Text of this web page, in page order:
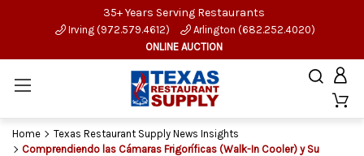
35+ Years Serving Restaurants
Irving (972.579.4612)
Arlington (682.252.4020)
ONLINE AUCTION
Home
Texas Restaurant Supply News Insights
Comprendiendo las Cámaras Frigoríficas (Walk-In Cooler) y Su